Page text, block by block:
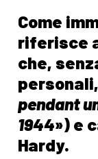
Come
riferisce
che,
pendant
1944») e
Hardy.